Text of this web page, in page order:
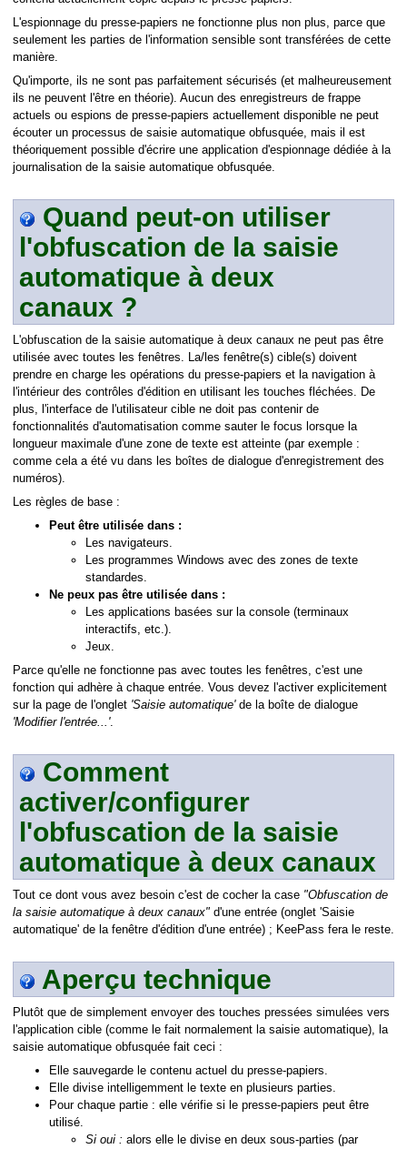
(URL)
L'espionnage du presse-papiers ne fonctionne plus non plus, parce que
seulement les parties de l'information sensible sont transférées de cette
manière.
Qu'importe, ils ne sont pas parfaitement sécurisés (et malheureusement
ils ne peuvent l'être en théorie). Aucun des enregistreurs de frappe
actuels ou espions de presse-papiers actuellement disponible ne peut
écouter un processus de saisie automatique obfusquée, mais il est
théoriquement possible d'écrire une application d'espionnage dédiée à la
journalisation de la saisie automatique obfusquée.
Quand peut-on utiliser
l'obfuscation de la saisie
automatique à deux
canaux ?
L'obfuscation de la saisie automatique à deux canaux ne peut pas être
utilisée avec toutes les fenêtres. La/les fenêtre(s) cible(s) doivent
prendre en charge les opérations du presse-papiers et la navigation à
l'intérieur des contrôles d'édition en utilisant les touches fléchées. De
plus, l'interface de l'utilisateur cible ne doit pas contenir de
fonctionnalités d'automatisation comme sauter le focus lorsque la
longueur maximale d'une zone de texte est atteinte (par exemple :
comme cela a été vu dans les boîtes de dialogue d'enregistrement des
numéros).
Les règles de base :
Peut être utilisée dans :
Les navigateurs.
Les programmes Windows avec des zones de texte
standardes.
Ne peux pas être utilisée dans :
Les applications basées sur la console (terminaux
interactifs, etc.).
Jeux.
Parce qu'elle ne fonctionne pas avec toutes les fenêtres, c'est une
fonction qui adhère à chaque entrée. Vous devez l'activer explicitement
sur la page de l'onglet 'Saisie automatique'de la boîte de dialogue
'Modifier l'entrée...'.
Comment
activer/configurer
l'obfuscation de la saisie
automatique à deux canaux
Tout ce dont vous avez besoin c'est de cocher la case "Obfuscation de
la saisie automatique à deux canaux" d'une entrée (onglet 'Saisie
automatique' de la fenêtre d'édition d'une entrée) ; KeePass fera le reste.
Aperçu technique
Plutôt que de simplement envoyer des touches pressées simulées vers
l'application cible (comme le fait normalement la saisie automatique), la
saisie automatique obfusquée fait ceci :
Elle sauvegarde le contenu actuel du presse-papiers.
Elle divise intelligemment le texte en plusieurs parties.
Pour chaque partie : elle vérifie si le presse-papiers peut être
utilisé.
Si oui : alors elle le divise en deux sous-parties (par